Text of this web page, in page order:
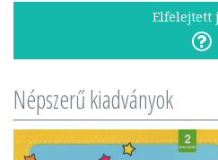
Elfelejtett
Népszerű kiadványok